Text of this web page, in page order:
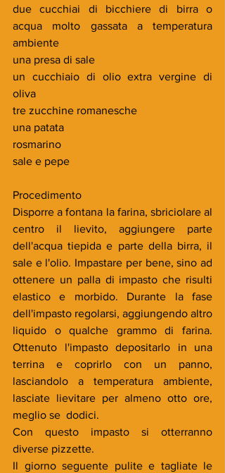
due cucchiai di bicchiere di birra o
acqua molto gassata a temperatura
ambiente
una presa di sale
un cucchiaio di olio extra vergine di
oliva
tre zucchine romanesche
una patata
rosmarino
sale e pepe
Procedimento
Disporre a fontana la farina, sbriciolare al
centro il lievito, aggiungere parte
dell'acqua tiepida e parte della birra, il
sale e l'olio. Impastare per bene, sino ad
ottenere un palla di impasto che risulti
elastico e morbido. Durante la fase
dell'impasto regolarsi, aggiungendo altro
liquido o qualche grammo di farina.
Ottenuto l'impasto depositarlo in una
terrina e coprirlo con un panno,
lasciandolo a temperatura ambiente,
lasciate lievitare per almeno otto ore,
meglio se  dodici.
Con questo impasto si otterranno
diverse pizzette.
Il giorno seguente pulite e tagliate le